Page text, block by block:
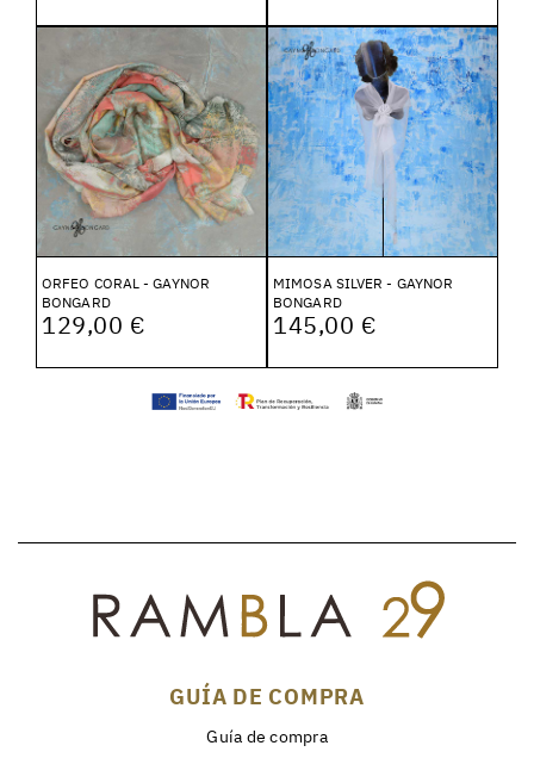
ORFEO CORAL - GAYNOR
BONGARD
129,00 €
MIMOSA SILVER - GAYNOR
BONGARD
145,00 €
GUÍA DE COMPRA
Guía de compra